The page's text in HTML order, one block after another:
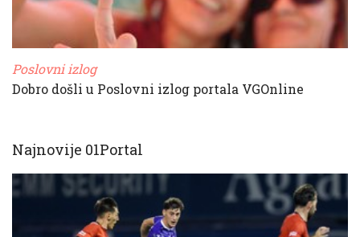
Poslovni izlog
Dobro došli u Poslovni izlog portala VGOnline
Najnovije 01Portal